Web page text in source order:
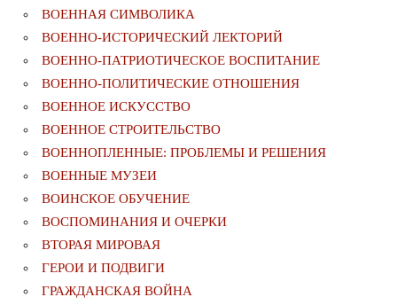
ВОЕННАЯ СИМВОЛИКА
ВОЕННО-ИСТОРИЧЕСКИЙ ЛЕКТОРИЙ
ВОЕННО-ПАТРИОТИЧЕСКОЕ ВОСПИТАНИЕ
ВОЕННО-ПОЛИТИЧЕСКИE ОТНОШЕНИЯ
ВОЕННОЕ ИСКУССТВО
ВОЕННОЕ СТРОИТЕЛЬСТВО
ВОЕННОПЛЕННЫЕ: ПРОБЛЕМЫ И РЕШЕНИЯ
ВОЕННЫЕ МУЗЕИ
ВОИНСКОЕ ОБУЧЕНИЕ
ВОСПОМИНАНИЯ И ОЧЕРКИ
ВТОРАЯ МИРОВАЯ
ГЕРОИ И ПОДВИГИ
ГРАЖДАНСКАЯ ВОЙНА